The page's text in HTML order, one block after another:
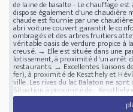
de laine de basalte - Le chauffage
dispose également d'une chaudière
chaude est fournie par une
abri voiture couvert garantit le
ombragés et des arbres fruitiers
véritable oasis de verdure propice à
creusé. → Elle est située dans une
lotissement, à proximité d'un arrêt
restaurants. → Excellentes liaisons
fer), à proximité de Keszthely et
ville. Les rives du lac Balaton ne
Situation à proximité de : Keszthely
entretenue de 67m2 avec un terrain